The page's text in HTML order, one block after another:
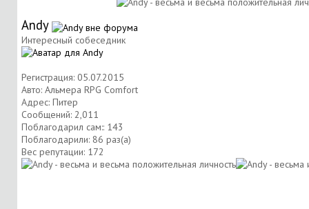
Andy
Интересный собеседник
Регистрация: 05.07.2015
Авто: Альмера RPG Comfort
Адрес: Питер
Сообщений: 2,011
Поблагодарил сам:: 143
Поблагодарили: 86 раз(а)
Вес репутации: 172